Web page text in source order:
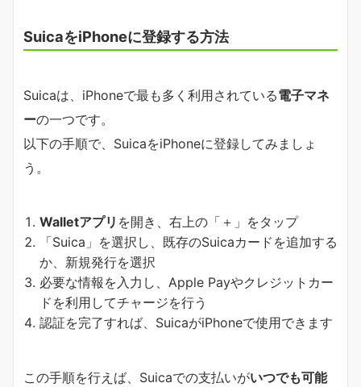
SuicaをiPhoneに登録する方法
Suicaは、iPhoneで最も多く利用されている電子マネ
ーの一つです。
以下の手順で、SuicaをiPhoneに登録してみましょ
う。
Walletアプリ を開き、右上の「＋」をタップ
「Suica」を選択し、既存のSuicaカードを追加する
か、新規発行を選択
必要な情報を入力し、Apple Payやクレジットカー
ドを利用してチャージを行う
認証を完了すれば、SuicaがiPhoneで使用できます
この手順を行えば、Suicaでの支払いがいつでも可能